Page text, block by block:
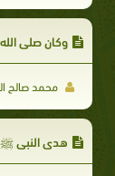
وكان صلى
محمد صالح
هدى النبي ﷺ في